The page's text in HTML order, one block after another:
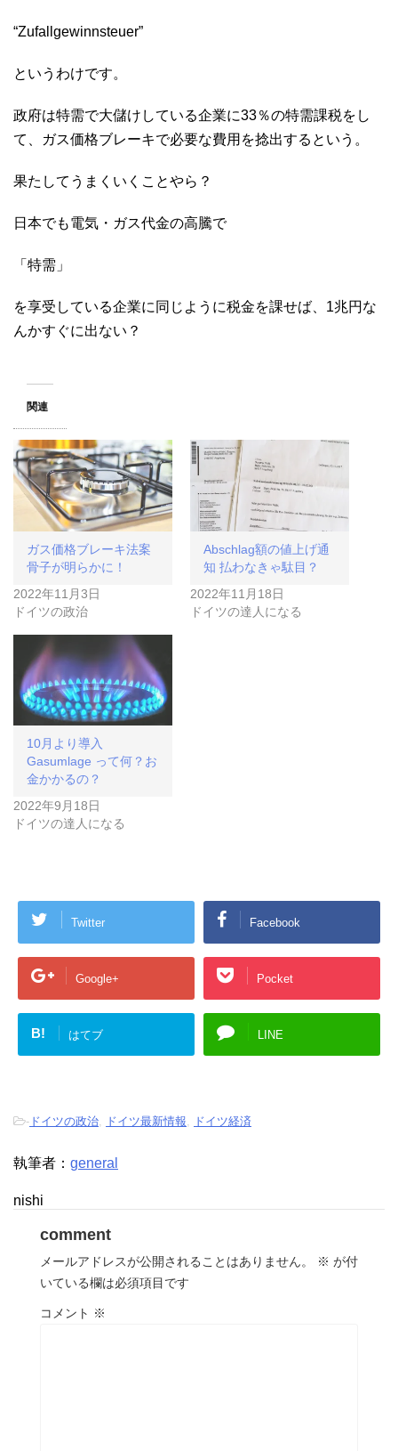
“Zufallgewinnsteuer”
というわけです。
政府は特需で大儲けしている企業に33％の特需課税をし
て、ガス価格ブレーキで必要な費用を捻出するという。
果たしてうまくいくことやら？
日本でも電気・ガス代金の高騰で
「特需」
を享受している企業に同じように税金を課せば、1兆円な
んかすぐに出ない？
関連
ガス価格ブレーキ法案
骨子が明らかに！
2022年11月3日
ドイツの政治
Abschlag額の値上げ通
知 払わなきゃ駄目？
2022年11月18日
ドイツの達人になる
10月より導入
Gasumlage って何？お
金かかるの？
2022年9月18日
ドイツの達人になる
Twitter Facebook
Google+ Pocket
B! はてブ LINE
- ドイツの政治, ドイツ最新情報, ドイツ経済
執筆者： general
nishi
comment
メールアドレスが公開されることはありません。 ※ が付
いている欄は必須項目です
コメント ※